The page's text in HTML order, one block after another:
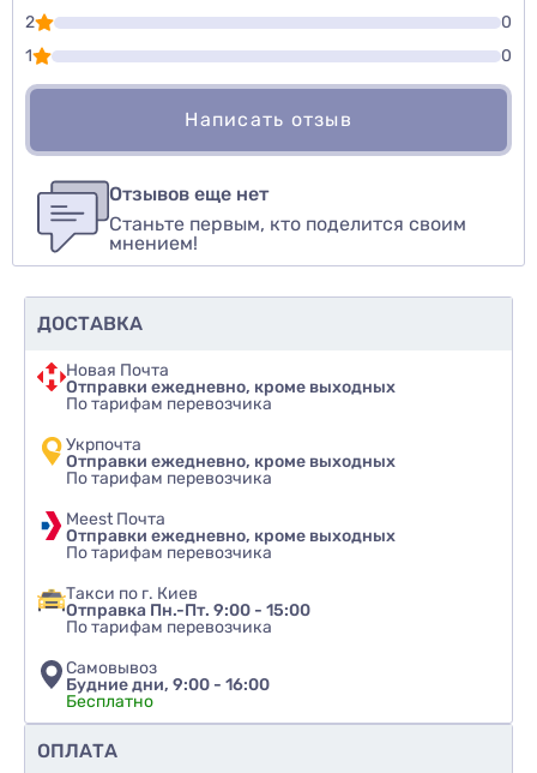
2
0
1
0
Написать отзыв
авторизуйтесь иливойдите
Оценить товар
Рекомендуете ли вы этот товар
Отзывов еще нет
Станьте первым, кто поделится своим
мнением!
ДОСТАВКА
Новая Почта
Отправки ежедневно, кроме выходных
По тарифам перевозчика
Укрпочта
Отправки ежедневно, кроме выходных
По тарифам перевозчика
Meest Почта
Отправки ежедневно, кроме выходных
По тарифам перевозчика
Такси по г. Киев
Отправка Пн.-Пт. 9:00 - 15:00
По тарифам перевозчика
Самовывоз
Будние дни, 9:00 - 16:00
Бесплатно
ОПЛАТА